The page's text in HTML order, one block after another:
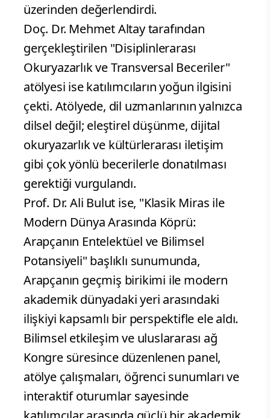
üzerinden değerlendirdi.
Doç. Dr. Mehmet Altay tarafından
gerçekleştirilen "Disiplinlerarası
Okuryazarlık ve Transversal Beceriler"
atölyesi ise katılımcıların yoğun ilgisini
çekti. Atölyede, dil uzmanlarının yalnızca
dilsel değil; eleştirel düşünme, dijital
okuryazarlık ve kültürlerarası iletişim
gibi çok yönlü becerilerle donatılması
gerektiği vurgulandı.
Prof. Dr. Ali Bulut ise, "Klasik Miras ile
Modern Dünya Arasında Köprü:
Arapçanın Entelektüel ve Bilimsel
Potansiyeli" başlıklı sunumunda,
Arapçanın geçmiş birikimi ile modern
akademik dünyadaki yeri arasındaki
ilişkiyi kapsamlı bir perspektifle ele aldı.
Bilimsel etkileşim ve uluslararası ağ
Kongre süresince düzenlenen panel,
atölye çalışmaları, öğrenci sunumları ve
interaktif oturumlar sayesinde